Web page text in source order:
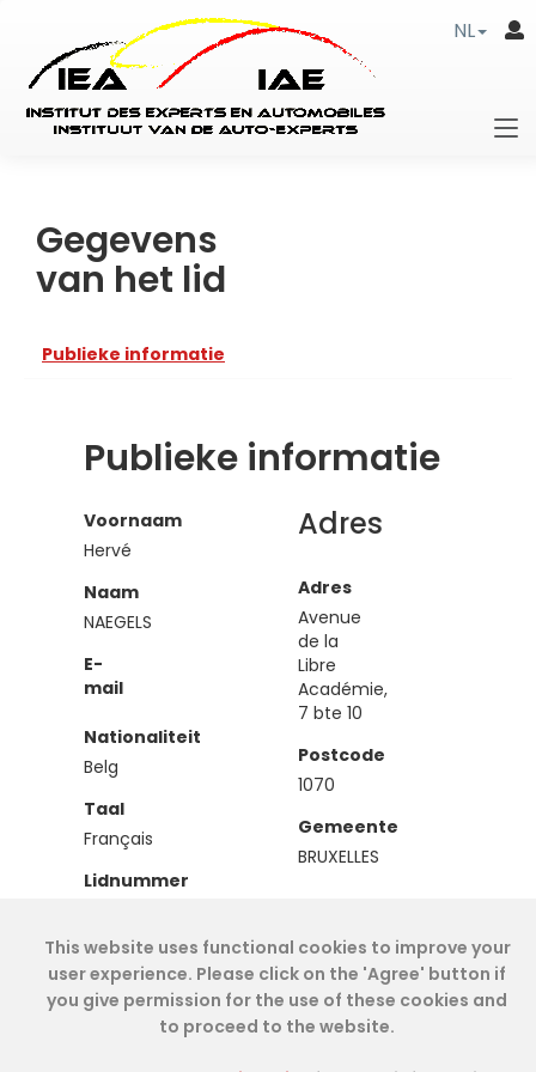
NL
Gegevens
van het lid
Publieke informatie
Publieke informatie
Voornaam
Hervé
Naam
NAEGELS
E-
mail
Nationaliteit
Belg
Taal
Français
Lidnummer
Type
Effectief
Adres
Adres
Avenue
de la
Libre
Académie,
7 bte 10
Postcode
1070
Gemeente
BRUXELLES
This website uses functional cookies to improve your
user experience. Please click on the 'Agree' button if
you give permission for the use of these cookies and
to proceed to the website.